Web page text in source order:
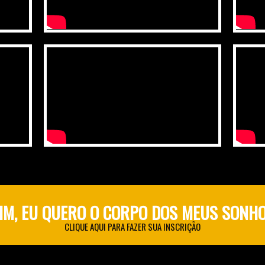
EU QUERO O CORPO DOS MEUS
CLIQUE AQUI PARA FAZER SUA INSCRIÇÃO